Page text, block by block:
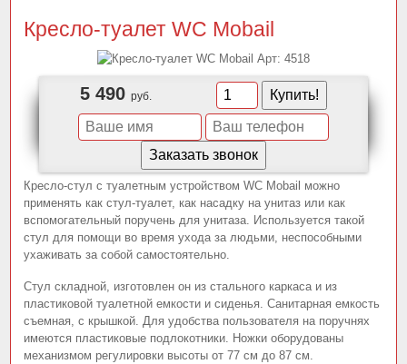
Кресло-туалет WC Mobail
Арт: 4518
5 490 руб.
Кресло-стул с туалетным устройством WC Mobail можно
применять как стул-туалет, как насадку на унитаз или как
вспомогательный поручень для унитаза. Используется такой
стул для помощи во время ухода за людьми, неспособными
ухаживать за собой самостоятельно.
Стул складной, изготовлен он из стального каркаса и из
пластиковой туалетной емкости и сиденья. Санитарная емкость
съемная, с крышкой. Для удобства пользователя на поручнях
имеются пластиковые подлокотники. Ножки оборудованы
механизмом регулировки высоты от 77 см до 87 см.